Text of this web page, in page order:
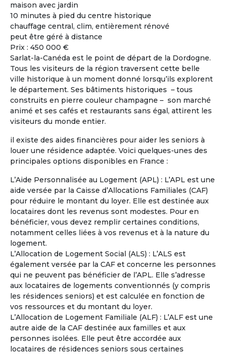
maison avec jardin
10 minutes à pied du centre historique
chauffage central, clim, entièrement rénové
peut être géré à distance
Prix : 450 000 €
Sarlat-la-Canéda est le point de départ de la Dordogne.
Tous les visiteurs de la région traversent cette belle
ville historique à un moment donné lorsqu’ils explorent
le département. Ses bâtiments historiques – tous
construits en pierre couleur champagne – son marché
animé et ses cafés et restaurants sans égal, attirent les
visiteurs du monde entier.
il existe des aides financières pour aider les seniors à
louer une résidence adaptée. Voici quelques-unes des
principales options disponibles en France :
L’Aide Personnalisée au Logement (APL) : L’APL est une
aide versée par la Caisse d’Allocations Familiales (CAF)
pour réduire le montant du loyer. Elle est destinée aux
locataires dont les revenus sont modestes. Pour en
bénéficier, vous devez remplir certaines conditions,
notamment celles liées à vos revenus et à la nature du
logement.
L’Allocation de Logement Social (ALS) : L’ALS est
également versée par la CAF et concerne les personnes
qui ne peuvent pas bénéficier de l’APL. Elle s’adresse
aux locataires de logements conventionnés (y compris
les résidences seniors) et est calculée en fonction de
vos ressources et du montant du loyer.
L’Allocation de Logement Familiale (ALF) : L’ALF est une
autre aide de la CAF destinée aux familles et aux
personnes isolées. Elle peut être accordée aux
locataires de résidences seniors sous certaines
Co-acheter Peu importe | France - Gard
Souhaite investir dans une co
habitation pour partager tout en étant
autonome.
J’aime bricoler. Je peux m’occuper de
l’informatique et de l’administration.
Je possède déjà une propriété en
région centre où je compte à la retraite
partager mon temps la bas et dans une
maison en Occitanie en co partage :
Hérault ou Gard ou Aude.
À la une
Catherine
Femme- 56ans
France - Gard
Co-acheteur Apport personnel : 200 000 €